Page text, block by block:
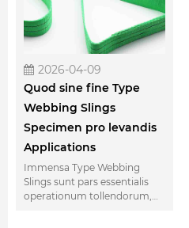
2026-04-09
Quod sine fine Type
Webbing Slings
Specimen pro levandis
Applications
Immensa Type Webbing
Slings sunt pars essentialis
operationum tollendorum,